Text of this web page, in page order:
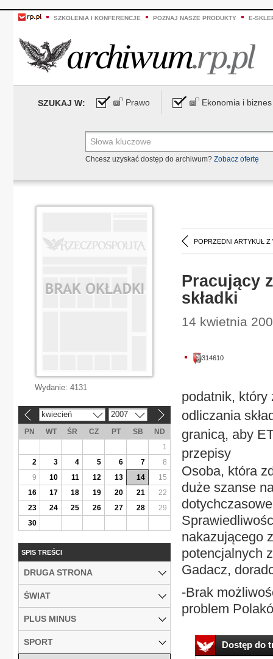
SZKOLENIA I KONFERENCJE POZNAJ NASZE PRODUKTY E-
SZUKAJ W: Prawo Ekonomia i biznes
Chcesz uzyskać dostęp do archiwum? Zobacz ofertę
POPRZEDNI ARTYKUŁ Z
Pracujący
składki
14 kwietnia
314610
podatnik, który
odliczania
granicą, aby
przepisy
Osoba, która
duże szanse
nakazującego
potencjalnych
Gadacz,
-Brak
problem
Dostęp do
Wydanie: 4131
kwiecień 2007
PN WT ŚR CZ PT SB
ND
1
2
3 4 5 6 7
8
9
10 11 12 13 14
15
16
17 18 19 20 21
22
23
24 25 26 27 28
29
30
SPIS TREŚCI
DRUGA STRONA
ŚWIAT
PLUS MINUS
SPORT